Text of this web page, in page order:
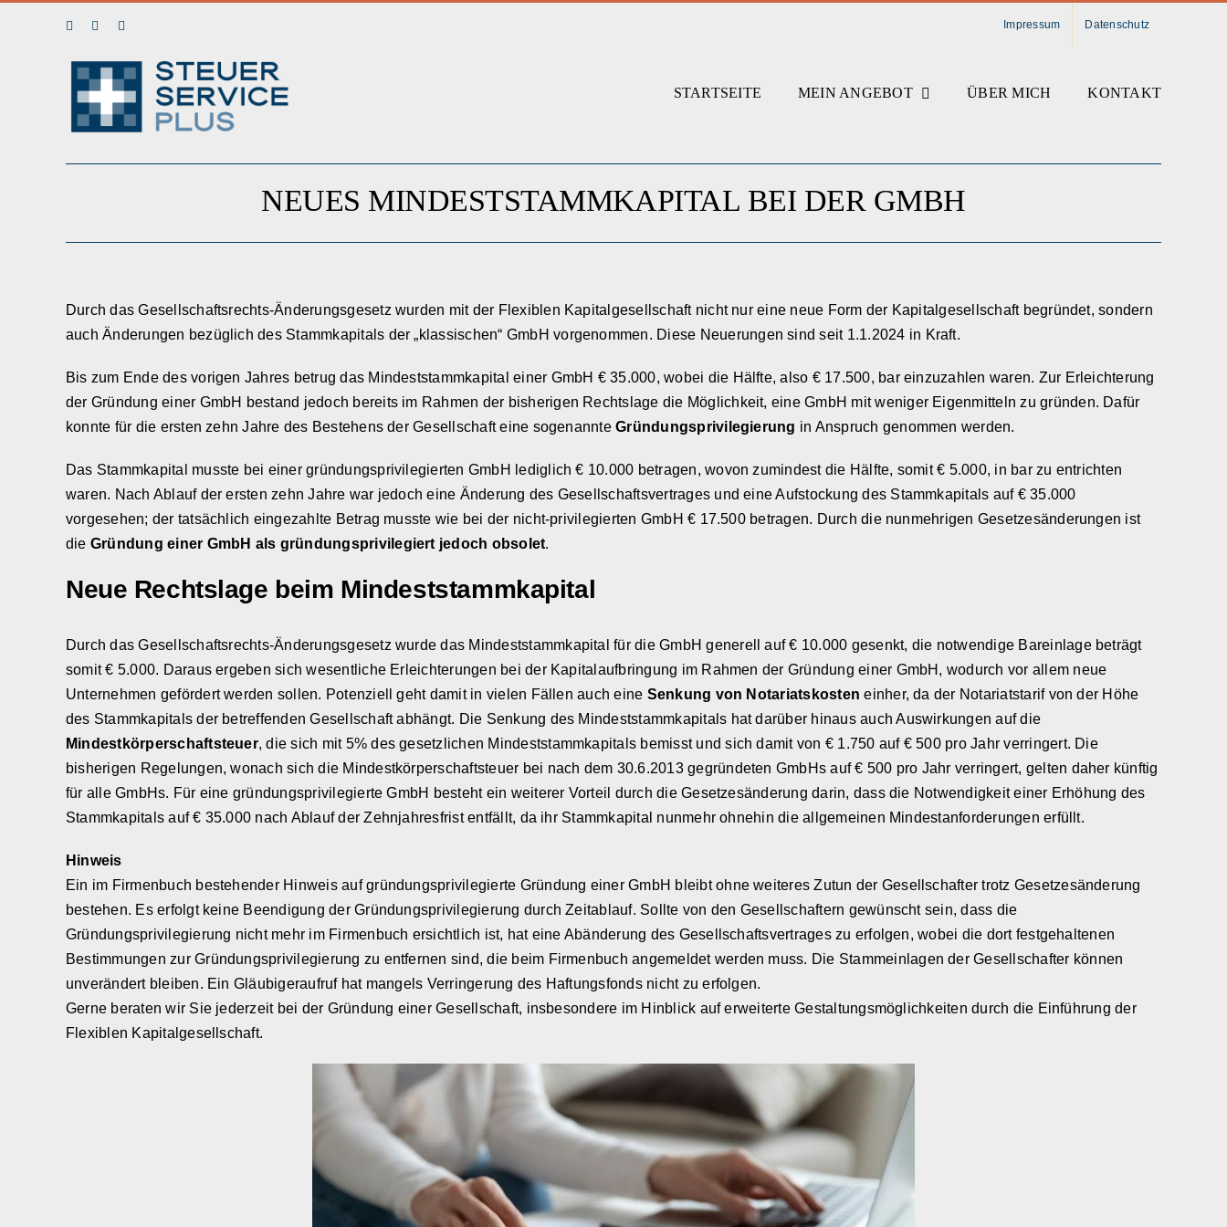
FacebookLinkedInInstagram Impressum Datenschutz
STARTSEITE MEIN ANGEBOT ÜBER MICH KONTAKT
NEUES MINDESTSTAMMKAPITAL BEI DER GMBH
Durch das Gesellschaftsrechts-Änderungsgesetz wurden mit der Flexiblen Kapitalgesellschaft nicht nur eine neue Form der Kapitalgesellschaft begründet, sondern
auch Änderungen bezüglich des Stammkapitals der „klassischen“ GmbH vorgenommen. Diese Neuerungen sind seit 1.1.2024 in Kraft.
Bis zum Ende des vorigen Jahres betrug das Mindeststammkapital einer GmbH € 35.000, wobei die Hälfte, also € 17.500, bar einzuzahlen waren. Zur Erleichterung
der Gründung einer GmbH bestand jedoch bereits im Rahmen der bisherigen Rechtslage die Möglichkeit, eine GmbH mit weniger Eigenmitteln zu gründen. Dafür
konnte für die ersten zehn Jahre des Bestehens der Gesellschaft eine sogenannteGründungsprivilegierung in Anspruch genommen werden.
Das Stammkapital musste bei einer gründungsprivilegierten GmbH lediglich € 10.000 betragen, wovon zumindest die Hälfte, somit € 5.000, in bar zu entrichten
waren. Nach Ablauf der ersten zehn Jahre war jedoch eine Änderung des Gesellschaftsvertrages und eine Aufstockung des Stammkapitals auf € 35.000
vorgesehen; der tatsächlich eingezahlte Betrag musste wie bei der nicht-privilegierten GmbH € 17.500 betragen. Durch die nunmehrigen Gesetzesänderungen ist
die Gründung einer GmbH als gründungsprivilegiert jedoch obsolet.
Neue Rechtslage beim Mindeststammkapital
Durch das Gesellschaftsrechts-Änderungsgesetz wurde das Mindeststammkapital für die GmbH generell auf € 10.000 gesenkt, die notwendige Bareinlage beträgt
somit € 5.000. Daraus ergeben sich wesentliche Erleichterungen bei der Kapitalaufbringung im Rahmen der Gründung einer GmbH, wodurch vor allem neue
Unternehmen gefördert werden sollen. Potenziell geht damit in vielen Fällen auch eine Senkung von Notariatskosten einher, da der Notariatstarif von der Höhe
des Stammkapitals der betreffenden Gesellschaft abhängt. Die Senkung des Mindeststammkapitals hat darüber hinaus auch Auswirkungen auf die
Mindestkörperschaftsteuer, die sich mit 5% des gesetzlichen Mindeststammkapitals bemisst und sich damit von € 1.750 auf € 500 pro Jahr verringert. Die
bisherigen Regelungen, wonach sich die Mindestkörperschaftsteuer bei nach dem 30.6.2013 gegründeten GmbHs auf € 500 pro Jahr verringert, gelten daher künftig
für alle GmbHs. Für eine gründungsprivilegierte GmbH besteht ein weiterer Vorteil durch die Gesetzesänderung darin, dass die Notwendigkeit einer Erhöhung des
Stammkapitals auf € 35.000 nach Ablauf der Zehnjahresfrist entfällt, da ihr Stammkapital nunmehr ohnehin die allgemeinen Mindestanforderungen erfüllt.
Hinweis
Ein im Firmenbuch bestehender Hinweis auf gründungsprivilegierte Gründung einer GmbH bleibt ohne weiteres Zutun der Gesellschafter trotz Gesetzesänderung
bestehen. Es erfolgt keine Beendigung der Gründungsprivilegierung durch Zeitablauf. Sollte von den Gesellschaftern gewünscht sein, dass die
Gründungsprivilegierung nicht mehr im Firmenbuch ersichtlich ist, hat eine Abänderung des Gesellschaftsvertrages zu erfolgen, wobei die dort festgehaltenen
Bestimmungen zur Gründungsprivilegierung zu entfernen sind, die beim Firmenbuch angemeldet werden muss. Die Stammeinlagen der Gesellschafter können
unverändert bleiben. Ein Gläubigeraufruf hat mangels Verringerung des Haftungsfonds nicht zu erfolgen.
Gerne beraten wir Sie jederzeit bei der Gründung einer Gesellschaft, insbesondere im Hinblick auf erweiterte Gestaltungsmöglichkeiten durch die Einführung der
Flexiblen Kapitalgesellschaft.